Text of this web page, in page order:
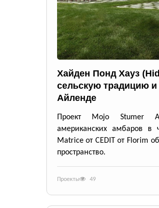
Хайден Понд Хауз
сельскую традицию
Айленде
Проект Mojo Stumer
американских амбаров в
Matrice от CEDIT от Florim
пространство.
Проекты 49